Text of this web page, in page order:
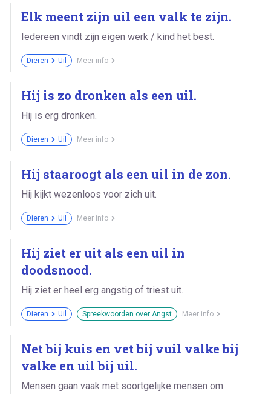
Elk meent zijn uil een valk te zijn.
Iedereen vindt zijn eigen werk / kind het best.
Dieren Uil Meer info
Hij is zo dronken als een uil.
Hij is erg dronken.
Dieren Uil Meer info
Hij staaroogt als een uil in de zon.
Hij kijkt wezenloos voor zich uit.
Dieren Uil Meer info
Hij ziet er uit als een uil in
doodsnood.
Hij ziet er heel erg angstig of triest uit.
Dieren Uil Spreekwoorden over Angst Meer info
Net bij kuis en vet bij vuil valke bij
valke en uil bij uil.
Mensen gaan vaak met soortgelijke mensen om.